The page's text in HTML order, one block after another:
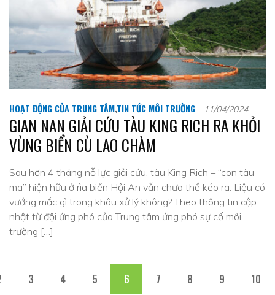
HOẠT ĐỘNG CỦA TRUNG TÂM,TIN TỨC MÔI TRƯỜNG 11/04/2024
GIAN NAN GIẢI CỨU TÀU KING RICH RA KHỎI
VÙNG BIỂN CÙ LAO CHÀM
Sau hơn 4 tháng nỗ lực giải cứu, tàu King Rich – “con tàu
ma” hiện hữu ở rìa biển Hội An vẫn chưa thể kéo ra. Liệu có
vướng mắc gì trong khâu xử lý không? Theo thông tin cập
nhật từ đội ứng phó của Trung tâm ứng phó sự cố môi
trường […]
3 4 5 6 7 8 9 10